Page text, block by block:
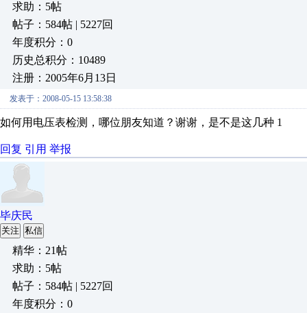
求助：5帖
帖子：584帖 | 5227回
年度积分：0
历史总积分：10489
注册：2005年6月13日
发表于：2008-05-15 13:58:38
如何用电压表检测，哪位朋友知道？谢谢，是不是这几种 1
回复 引用 举报
毕庆民
关注 私信
精华：21帖
求助：5帖
帖子：584帖 | 5227回
年度积分：0